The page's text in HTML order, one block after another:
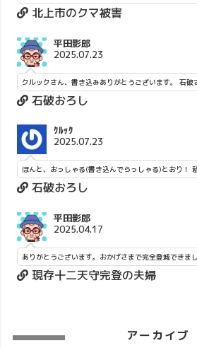
北上市のクマ被害
平田影郎
2025.07.23
クルックさん、書き込みありがとうございます。 石破
石破おろし
ｸﾙｯｸ
2025.07.23
ほんと、おっしゃる(書き込んでらっしゃる)とおり！
石破おろし
平田影郎
2025.04.17
ありがとうございます。おかげさまで完全登城できま
現存十二天守完登の夫婦
アーカイブ